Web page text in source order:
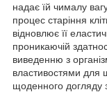
надає їй чималу
процес старіння
відновлює її
проникаючій
виведенню з
властивостями для
щоденного догляду